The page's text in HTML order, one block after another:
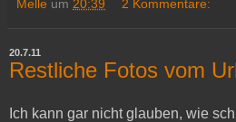
Melle um 20:39 2 Kommentare:
20.7.11
Restliche Fotos vom
Ich kann gar nicht glauben, wie